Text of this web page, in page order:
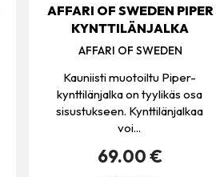
AFFARI OF SWEDEN PIPER
KYNTTILÄNJALKA
AFFARI OF SWEDEN
Kauniisti muotoiltu Piper-
kynttilänjalka on tyylikäs osa
sisustukseen. Kynttilänjalkaa
voi...
69.00 €